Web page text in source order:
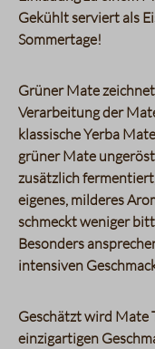
Gekühlt serviert als
Sommertage!
Grüner Mate
Verarbeitung der
klassische Yerba
grüner Mate
zusätzlich
eigenes, milderes
schmeckt weniger
Besonders
intensiven
Geschätzt wird Mate
einzigartigen